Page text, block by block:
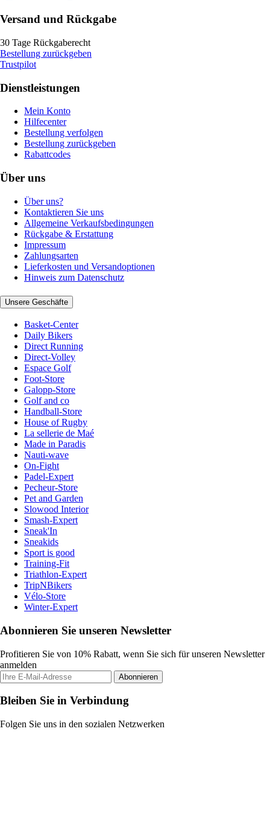
Versand und Rückgabe
30 Tage Rückgaberecht
Bestellung zurückgeben
Trustpilot
Dienstleistungen
Mein Konto
Hilfecenter
Bestellung verfolgen
Bestellung zurückgeben
Rabattcodes
Über uns
Über uns?
Kontaktieren Sie uns
Allgemeine Verkaufsbedingungen
Rückgabe & Erstattung
Impressum
Zahlungsarten
Lieferkosten und Versandoptionen
Hinweis zum Datenschutz
Unsere Geschäfte
Basket-Center
Daily Bikers
Direct Running
Direct-Volley
Espace Golf
Foot-Store
Galopp-Store
Golf and co
Handball-Store
House of Rugby
La sellerie de Maé
Made in Paradis
Nauti-wave
On-Fight
Padel-Expert
Pecheur-Store
Pet and Garden
Slowood Interior
Smash-Expert
Sneak'In
Sneakids
Sport is good
Training-Fit
Triathlon-Expert
TripNBikers
Vélo-Store
Winter-Expert
Abonnieren Sie unseren Newsletter
Profitieren Sie von 10% Rabatt, wenn Sie sich für unseren Newsletter
anmelden
Abonnieren
Bleiben Sie in Verbindung
Folgen Sie uns in den sozialen Netzwerken